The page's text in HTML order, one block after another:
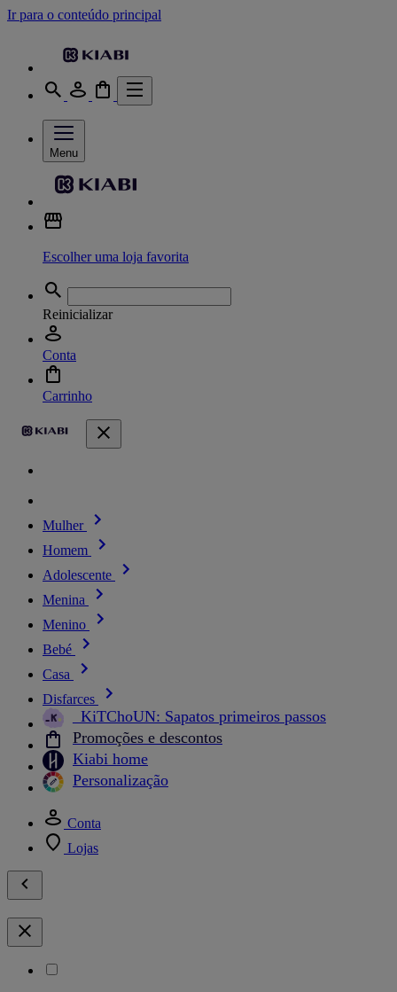
Ir para o conteúdo principal
Menu
Escolher uma loja favorita
Reinicializar
Conta
Carrinho
Mulher
Homem
Adolescente
Menina
Menino
Bebé
Casa
Disfarces
_KiTChoUN: Sapatos primeiros passos
Promoções e descontos
Kiabi home
Personalização
Conta
Lojas